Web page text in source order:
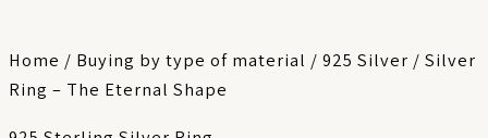
Home / Buying by type of material / 925 Silver / Silver
Ring – The Eternal Shape